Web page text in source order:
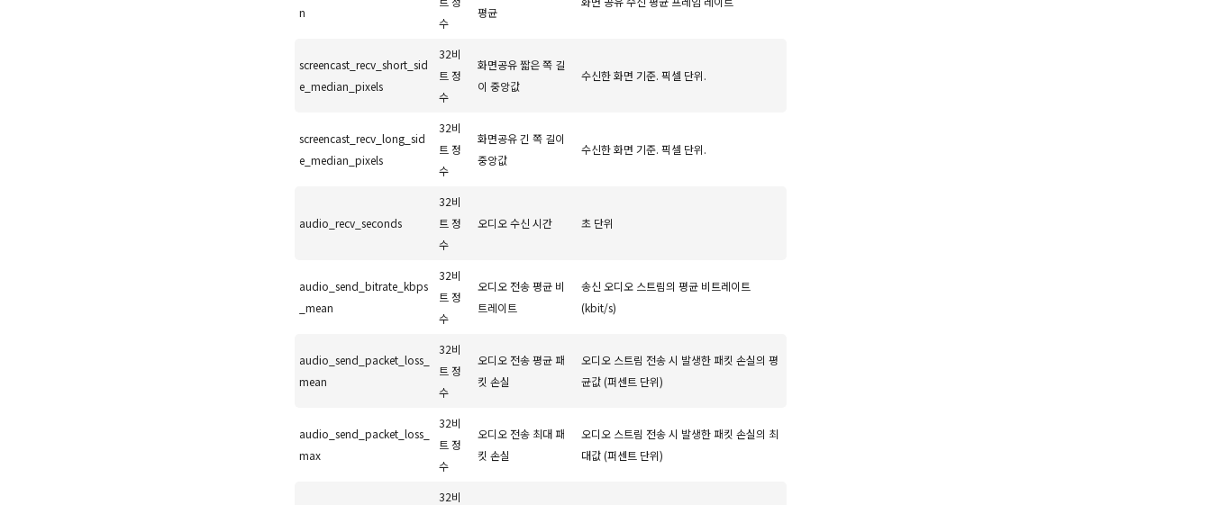
n
수
평균
screencast_recv_short_sid
e_median_pixels
32비
트 정
수
화면공유 짧은 쪽 길
이 중앙값
수신한 화면 기준. 픽셀 단위.
screencast_recv_long_sid
e_median_pixels
32비
트 정
수
화면공유 긴 쪽 길이
중앙값
수신한 화면 기준. 픽셀 단위.
audio_recv_seconds
32비
트 정
수
오디오 수신 시간 초 단위
audio_send_bitrate_kbps
_mean
32비
트 정
수
오디오 전송 평균 비
트레이트
송신 오디오 스트림의 평균 비트레이트
(kbit/s)
audio_send_packet_loss_
mean
32비
트 정
수
오디오 전송 평균 패
킷 손실
오디오 스트림 전송 시 발생한 패킷 손실의 평
균값 (퍼센트 단위)
audio_send_packet_loss_
max
32비
트 정
수
오디오 전송 최대 패
킷 손실
오디오 스트림 전송 시 발생한 패킷 손실의 최
대값 (퍼센트 단위)
32비